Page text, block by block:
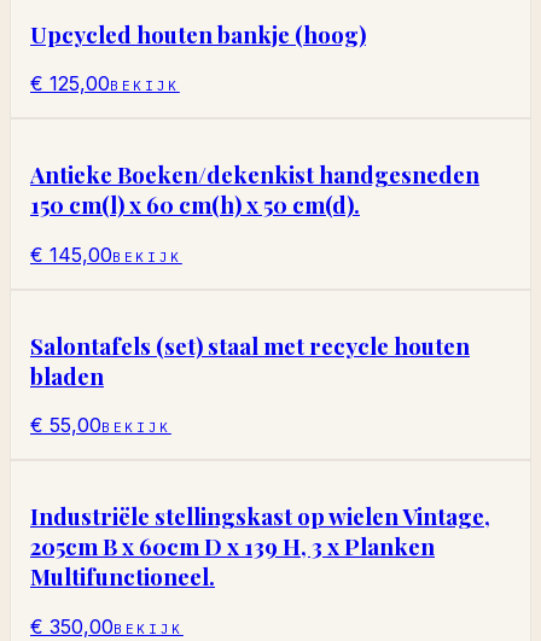
Upcycled houten bankje (hoog)
€ 125,00BEKIJK
Antieke Boeken/dekenkist handgesneden
150 cm(l) x 60 cm(h) x 50 cm(d).
€ 145,00BEKIJK
Salontafels (set) staal met recycle houten
bladen
€ 55,00BEKIJK
Industriële stellingskast op wielen Vintage,
205cm B x 60cm D x 139 H, 3 x Planken
Multifunctioneel.
€ 350,00BEKIJK